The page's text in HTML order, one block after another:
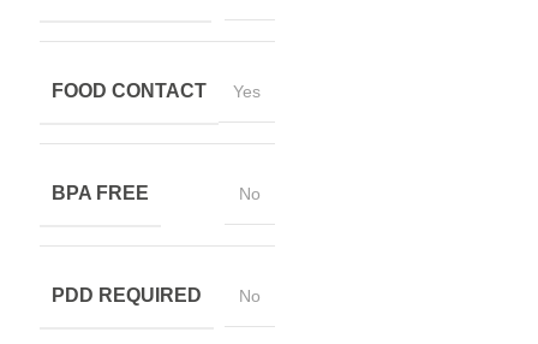
FOOD CONTACT Yes
BPA FREE No
PDD REQUIRED No